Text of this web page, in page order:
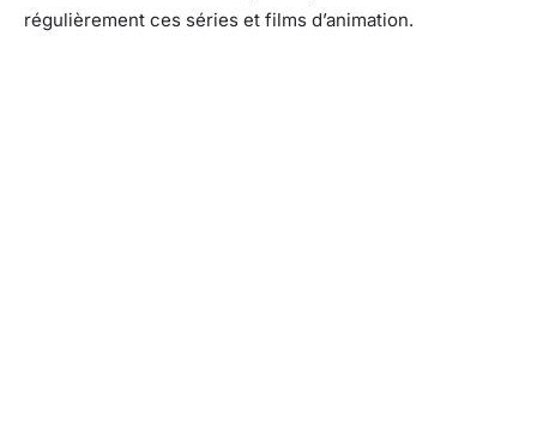
régulièrement ces séries et films d’animation.